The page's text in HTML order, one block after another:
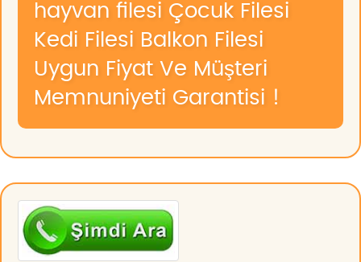
hayvan filesi Çocuk Filesi
Kedi Filesi Balkon Filesi
Uygun Fiyat Ve Müşteri
Memnuniyeti Garantisi !